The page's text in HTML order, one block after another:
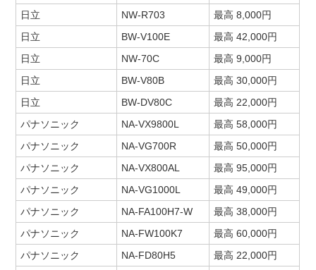
日立 NW-R703
最高 8,000円
日立
BW-V100E
最高 42,000円
日立
NW-70C
最高 9,000円
日立
BW-V80B
最高 30,000円
日立
BW-DV80C
最高 22,000円
パナソニック
NA-VX9800L
最高 58,000円
パナソニック
NA-VG700R
最高 50,000円
パナソニック
NA-VX800AL
最高 95,000円
パナソニック
NA-VG1000L
最高 49,000円
パナソニック
NA-FA100H7-W
最高 38,000円
パナソニック
NA-FW100K7
最高 60,000円
パナソニック
NA-FD80H5
最高 22,000円